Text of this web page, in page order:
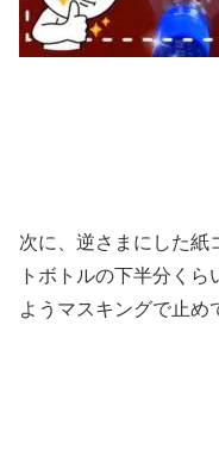
次に、逆さまにした紙
トボトルの下半分く
ようマスキングで止め